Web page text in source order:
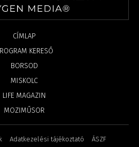
CÍMLAP
KERESŐ
BORSOD
MISKOLC
LIFE MAGAZIN
MOZIMŰSOR
Adatkezelési tájékoztató ÁSZF